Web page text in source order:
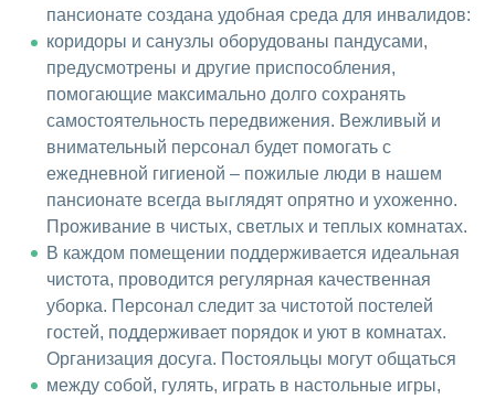
пансионате создана удобная среда для инвалидов:
коридоры и санузлы оборудованы пандусами,
предусмотрены и другие приспособления,
помогающие максимально долго сохранять
самостоятельность передвижения. Вежливый и
внимательный персонал будет помогать с
ежедневной гигиеной – пожилые люди в нашем
пансионате всегда выглядят опрятно и ухоженно.
Проживание в чистых, светлых и теплых комнатах.
В каждом помещении поддерживается идеальная
чистота, проводится регулярная качественная
уборка. Персонал следит за чистотой постелей
гостей, поддерживает порядок и уют в комнатах.
Организация досуга. Постояльцы могут общаться
между собой, гулять, играть в настольные игры,